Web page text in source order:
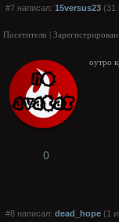
#7 написал: 15versus23 (31
Посетители |
оутро
0
#8 написал: dead_hope (1